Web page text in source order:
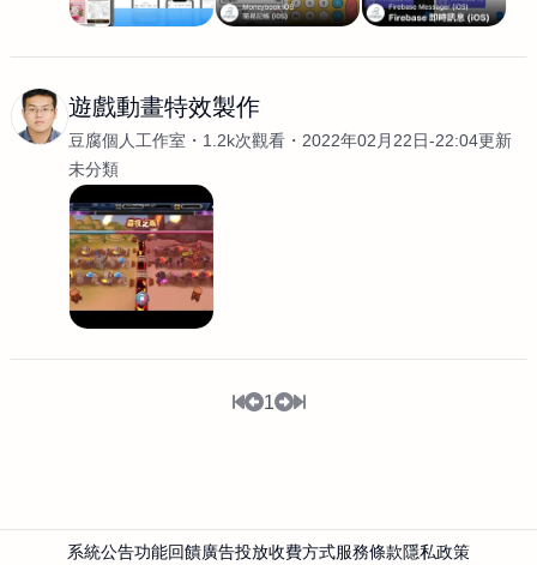
遊戲動畫特效製作
豆腐個人工作室 1.2k次觀看
2022年02月22日-22:04更新
未分類
1
系統公告功能回饋廣告投放收費方式服務條款隱私政策